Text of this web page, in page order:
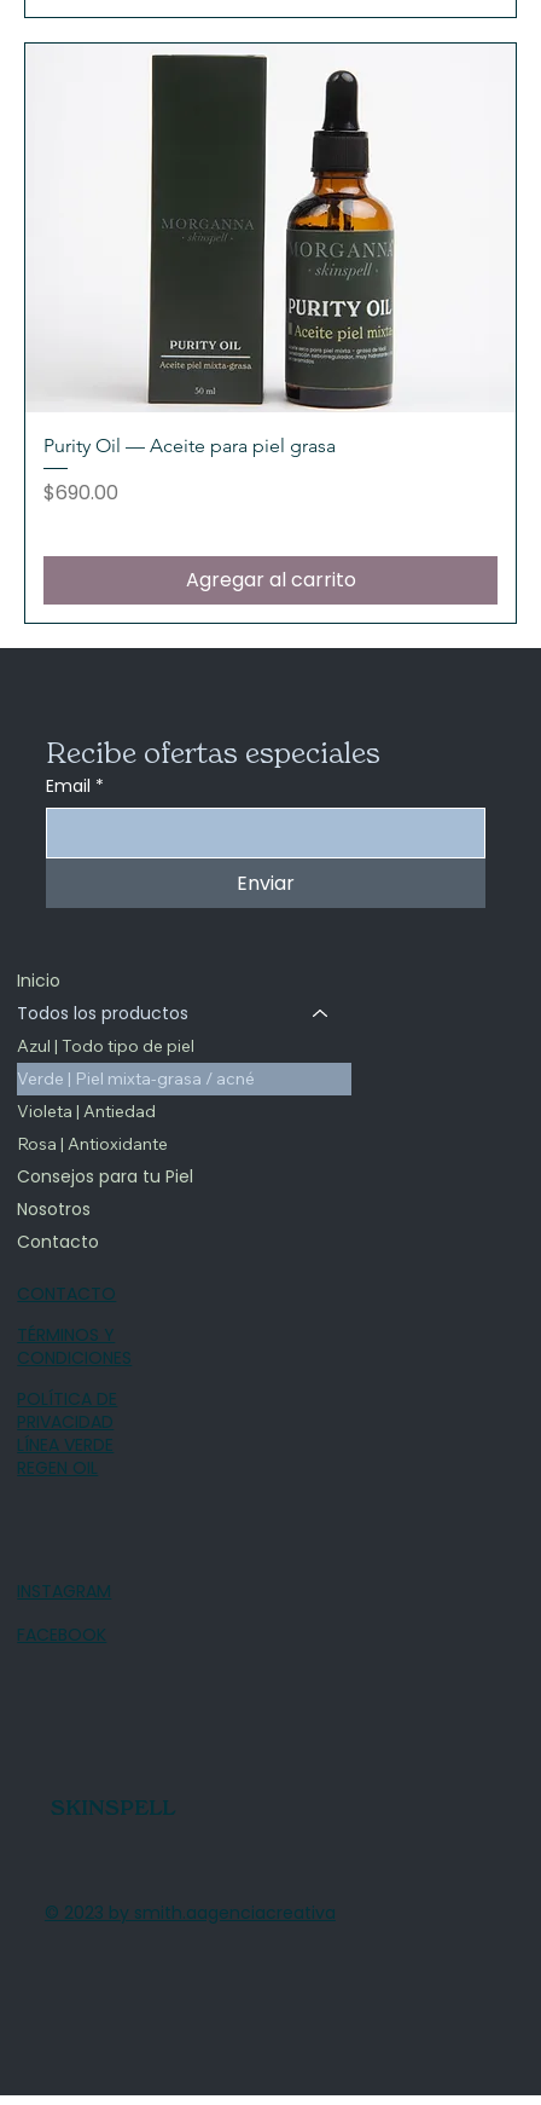
Purity Oil — Aceite para piel grasa
Precio
$690.00
Agregar al carrito
Recibe ofertas especiales
Email *
Enviar
Inicio
Todos los productos
Azul | Todo tipo de piel
Verde | Piel mixta-grasa / acné
Violeta | Antiedad
Rosa | Antioxidante
Consejos para tu Piel
Nosotros
Contacto
CONTACTO
TÉRMINOS Y
CONDICIONES
POLÍTICA DE
PRIVACIDAD
LÍNEA VERDE
REGEN OIL
INSTAGRAM
FACEBOOK
© 2023 by smith.aagenciacreativa
SKINSPELL